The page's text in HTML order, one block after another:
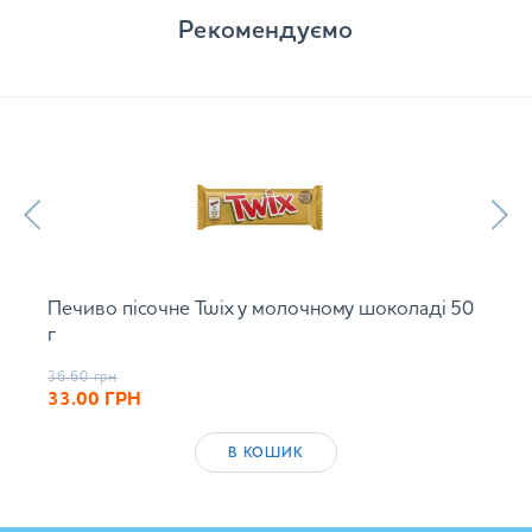
Рекомендуємо
Печиво пісочне Twix у молочному шоколаді 50
г
36.60 грн
33.00 ГРН
В КОШИК